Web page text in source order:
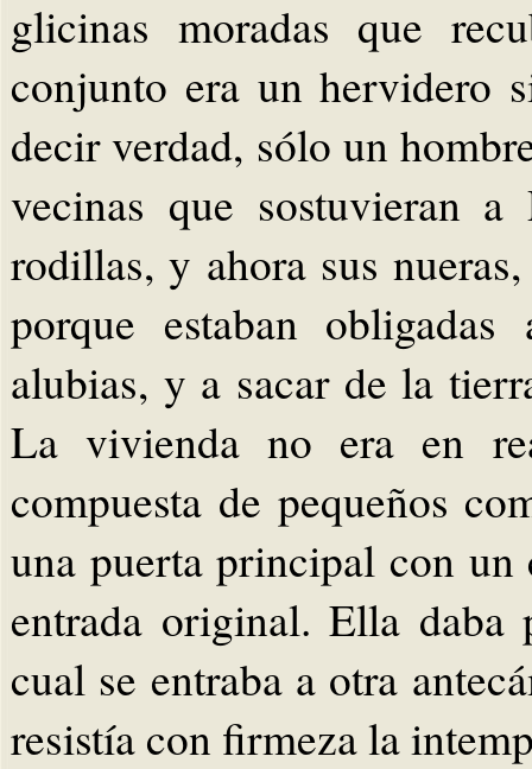
glicinas moradas que
conjunto era un hervidero
decir verdad, sólo un
vecinas que sostuvieran
rodillas, y ahora sus
porque estaban
alubias, y a sacar de la
La vivienda no era en
compuesta de pequeños
una puerta principal con
entrada original. Ella daba
cual se entraba a otra
resistía con firmeza la